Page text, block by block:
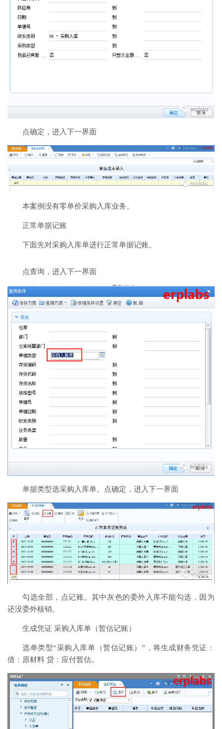
点确定，进入下一界面
本案例没有零单价采购入库业务。
正常单据记账
下面先对采购入库单进行正常单据记账。
点查询，进入下一界面
单据类型选采购入库单。点确定，进入下一界面
勾选全部，点记账。其中灰色的委外入库不能勾选，因为
还没委外核销。
生成凭证 采购入库单（暂估记账）
选单类型“采购入库单（暂估记账）”，将生成财务凭证：
借：原材料 贷：应付暂估。